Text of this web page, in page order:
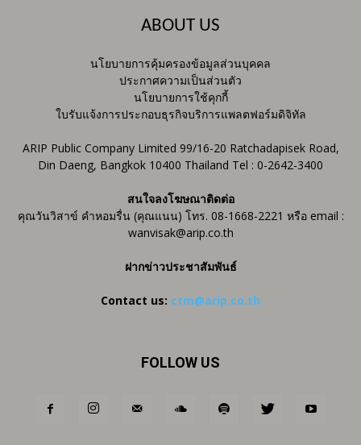
ABOUT US
นโยบายการคุ้มครองข้อมูลส่วนบุคคล
ประกาศความเป็นส่วนตัว
นโยบายการใช้คุกกี้
ใบรับแจ้งการประกอบธุรกิจบริการแพลตฟอร์มดิจิทัล
ARIP Public Company Limited 99/16-20 Ratchadapisek Road,
Din Daeng, Bangkok 10400 Thailand Tel : 0-2642-3400
สนใจลงโฆษณาติดต่อ
คุณวันวิสาข์ คำหอมรื่น (คุณแนน) โทร. 08-1668-2221 หรือ email :
wanvisak@arip.co.th
ฝากข่าวประชาสัมพันธ์
Contact us: ctm@arip.co.th
FOLLOW US